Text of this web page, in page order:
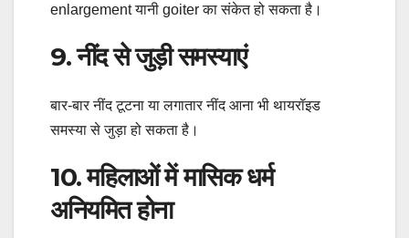
enlargement यानी goiter का संकेत हो सकता है।
9. नींद से जुड़ी समस्याएं
बार-बार नींद टूटना या लगातार नींद आना भी थायरॉइड
समस्या से जुड़ा हो सकता है।
10. महिलाओं में मासिक धर्म
अनियमित होना